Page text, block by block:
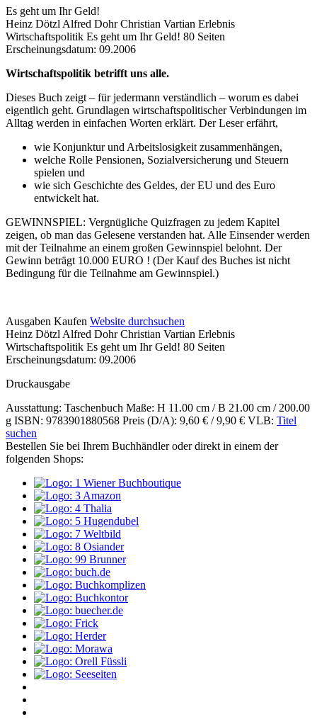
Es geht um Ihr Geld!
Buchdetails
Heinz Dötzl Alfred Dohr Christian Vartian Erlebnis
Wirtschaftspolitik Es geht um Ihr Geld! 80 Seiten
Erscheinungsdatum: 09.2006
Beschreibung
Wirtschaftspolitik betrifft uns alle.
Dieses Buch zeigt – für jedermann verständlich – worum es dabei
eigentlich geht. Grundlagen wirtschaftspolitischer Verbindungen im
Alltag werden in einfachen Worten erklärt. Der Leser erfährt,
wie Konjunktur und Arbeitslosigkeit zusammenhängen,
welche Rolle Pensionen, Sozialversicherung und Steuern
spielen und
wie sich Geschichte des Geldes, der EU und des Euro
entwickelt hat.
GEWINNSPIEL: Vergnügliche Quizfragen zu jedem Kapitel
zeigen, ob man das Gelesene verstanden hat. Alle Einsender werden
mit der Teilnahme an einem großen Gewinnspiel belohnt. Der
Gewinn beträgt 10.000 EURO ! (Der Kauf des Buches ist nicht
Bedingung für die Teilnahme am Gewinnspiel.)
Details
und
Inhalte
Ausgaben Kaufen Website durchsuchen
Heinz Dötzl Alfred Dohr Christian Vartian Erlebnis
Wirtschaftspolitik Es geht um Ihr Geld! 80 Seiten
Erscheinungsdatum: 09.2006
Druckausgabe
Ausstattung: Taschenbuch Maße: H 11.00 cm / B 21.00 cm / 200.00
g ISBN: 9783901880568 Preis (D/A): 9,60 € / 9,90 € VLB: Titel
suchen
Bestellen Sie bei Ihrem Buchhändler oder direkt in einem der
folgenden Shops: